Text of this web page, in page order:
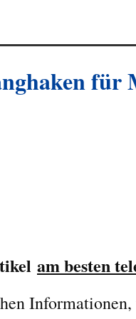
für
am besten